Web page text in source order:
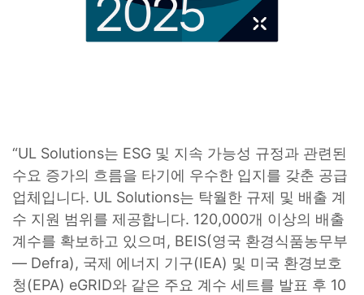
“UL Solutions는 ESG 및 지속 가능성 규정과 관련된
수요 증가의 흐름을 타기에 우수한 입지를 갖춘 공급
업체입니다. UL Solutions는 탁월한 규제 및 배출 계
수 지원 범위를 제공합니다. 120,000개 이상의 배출
계수를 확보하고 있으며, BEIS(영국 환경식품농무부
— Defra), 국제 에너지 기구(IEA) 및 미국 환경보호
청(EPA) eGRID와 같은 주요 계수 세트를 발표 후 10